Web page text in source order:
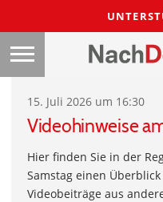
15. Juli 2026 um 16:30
Videohinweise
Hier finden Sie in der
Samstag einen
Videobeiträge aus